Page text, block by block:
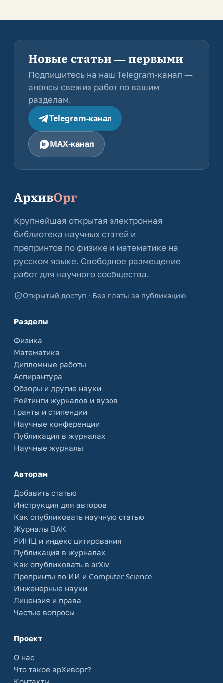
Новые статьи — первыми
Подпишитесь на наш Telegram-канал —
анонсы свежих работ по вашим
разделам.
Telegram-канал
MAX-канал
АрхивОрг
Крупнейшая открытая электронная
библиотека научных статей и
препринтов по физике и математике на
русском языке. Свободное размещение
работ для научного сообщества.
Открытый доступ · Без платы за публикацию
Разделы
Физика
Математика
Дипломные работы
Аспирантура
Обзоры и другие науки
Рейтинги журналов и вузов
Гранты и стипендии
Научные конференции
Публикация в журналах
Научные журналы
Авторам
Добавить статью
Инструкция для авторов
Как опубликовать научную статью
Журналы ВАК
РИНЦ и индекс цитирования
Публикация в журналах
Как опубликовать в arXiv
Препринты по ИИ и Computer Science
Инженерные науки
Лицензия и права
Частые вопросы
Проект
О нас
Что такое арХиворг?